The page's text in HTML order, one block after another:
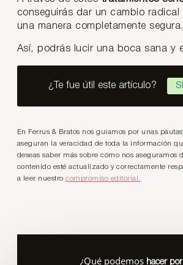
conseguirás dar un cambio radical
una manera completamente segura.
Así, podrás lucir una boca sana y
¿Te fue útil este artículo? SÍ
En Ferrus & Bratos nos guiamos por unas
aseguran la veracidad de toda la información
deseas saber más sobre cómo nos aseguramos
contenido esté actualizado y correctamente
a leer nuestrocompromiso editorial.
¿Qué podemos hacer por